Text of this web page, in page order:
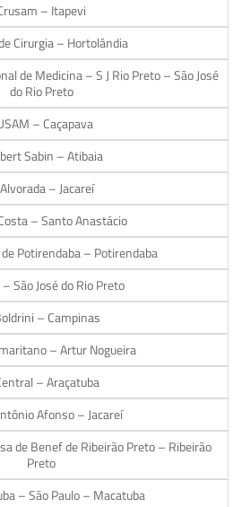
– Itapevi
Cirurgia – Hortolândia
de Medicina – S J Rio Preto – São José
do Rio Preto
– Caçapava
Sabin – Atibaia
– Jacareí
– Santo Anastácio
Potirendaba – Potirendaba
São José do Rio Preto
– Campinas
– Artur Nogueira
– Araçatuba
Afonso – Jacareí
de Benef de Ribeirão Preto – Ribeirão
Preto
– São Paulo – Macatuba